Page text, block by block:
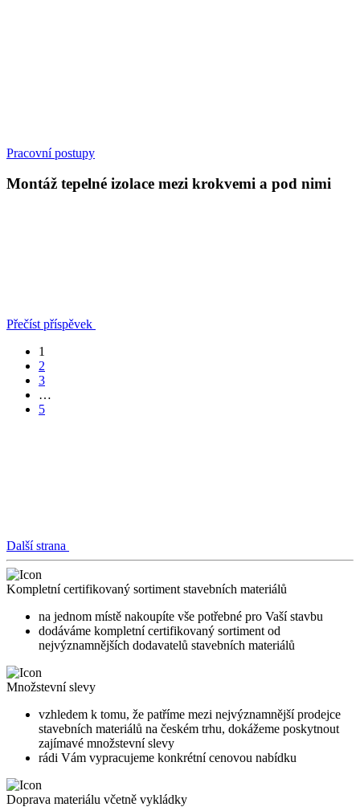
Pracovní postupy
Montáž tepelné izolace mezi krokvemi a pod nimi
Přečíst příspěvek
1
2
3
…
5
Další strana
Kompletní certifikovaný sortiment stavebních materiálů
na jednom místě nakoupíte vše potřebné pro Vaší stavbu
dodáváme kompletní certifikovaný sortiment od
nejvýznamnějších dodavatelů stavebních materiálů
Množstevní slevy
vzhledem k tomu, že patříme mezi nejvýznamnější prodejce
stavebních materiálů na českém trhu, dokážeme poskytnout
zajímavé množstevní slevy
rádi Vám vypracujeme konkrétní cenovou nabídku
Doprava materiálu včetně vykládky